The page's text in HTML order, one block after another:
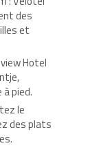
des
et
Hotel
pied.
le
des plats